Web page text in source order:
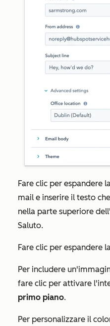
Fare clic per espandere
mail e inserire il testo
nella parte superiore
Saluto.
Fare clic per espandere
Per includere
fare clic per attivare
primo piano.
Per personalizzare il